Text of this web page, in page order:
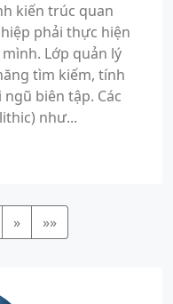
kiến trúc quan
phải thực hiện
Lớp quản lý
tìm kiếm, tính
biên tập. Các
như...
» »»